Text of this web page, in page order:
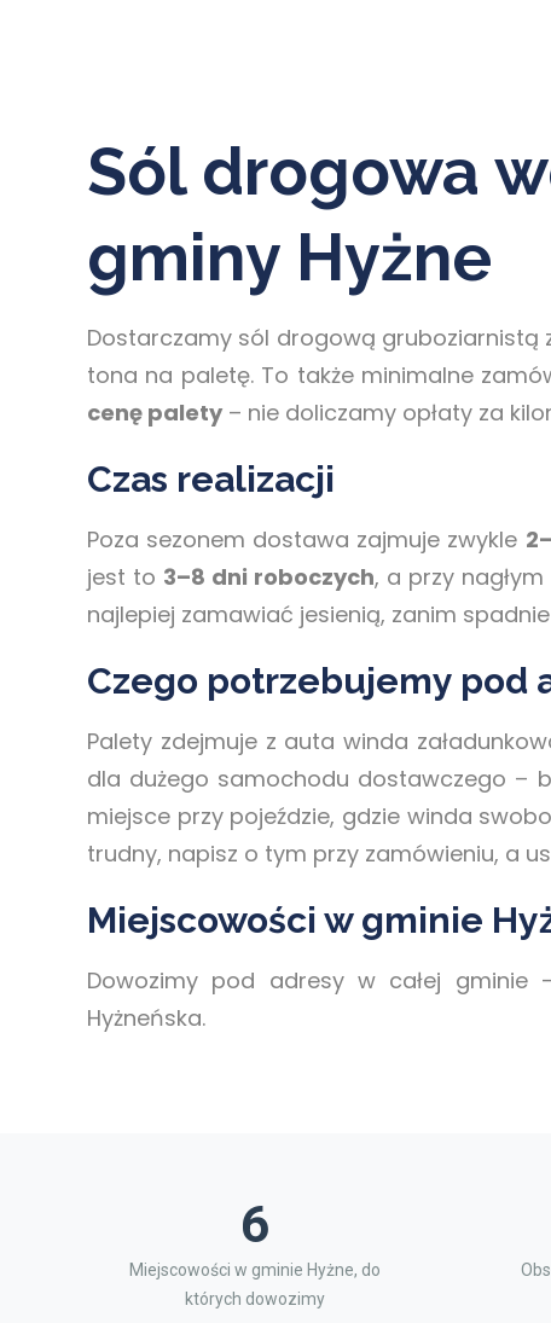
Sól drogowa
gminy Hyżne
Dostarczamy sól drogową gruboziarnistą
tona na paletę. To także minimalne
cenę palety – nie doliczamy opłaty za
Czas realizacji
Poza sezonem dostawa zajmuje zwykle
jest to 3–8 dni roboczych, a przy
najlepiej zamawiać jesienią, zanim
Czego potrzebujemy pod
Palety zdejmuje z auta winda
dla dużego samochodu dostawczego –
miejsce przy pojeździe, gdzie winda
trudny, napisz o tym przy zamówieniu, a
Miejscowości w gminie
Dowozimy pod adresy w całej gminie
Hyżneńska.
6
Miejscowości w gminie Hyżne, do
których dowozimy